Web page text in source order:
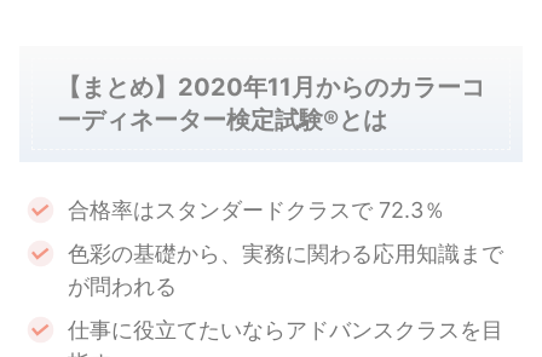
【まとめ】2020年11月からのカラーコ
ーディネーター検定試験®とは
合格率はスタンダードクラスで 72.3％
色彩の基礎から、実務に関わる応用知識まで
が問われる
仕事に役立てたいならアドバンスクラスを目